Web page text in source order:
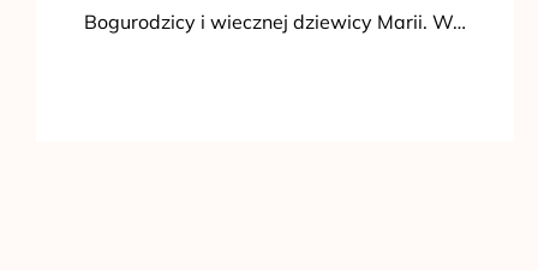
Bogurodzicy i wiecznej dziewicy Marii. W…